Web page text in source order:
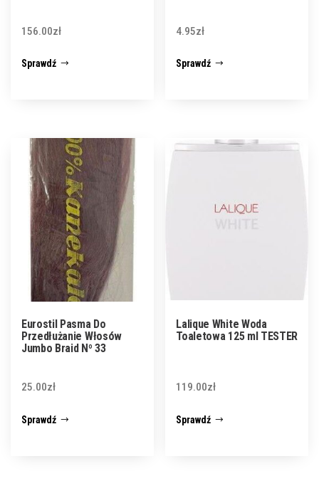
156.00zł
Sprawdź
4.95zł
Sprawdź
Eurostil Pasma Do
Przedłużanie Włosów
Jumbo Braid Nº 33
25.00zł
Sprawdź
Lalique White Woda
Toaletowa 125 ml TESTER
119.00zł
Sprawdź